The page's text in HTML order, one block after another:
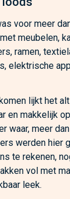
voor meer
meubelen,
ramen,
elektrische
lijkt het
en makkelijk
waar, meer
werden hier
te rekenen,
vol met
leek.